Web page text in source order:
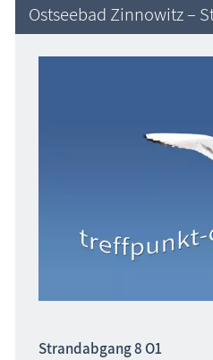
Wissenswertes
Ostseebad Zinnowitz –
Strandabgang 8 O1